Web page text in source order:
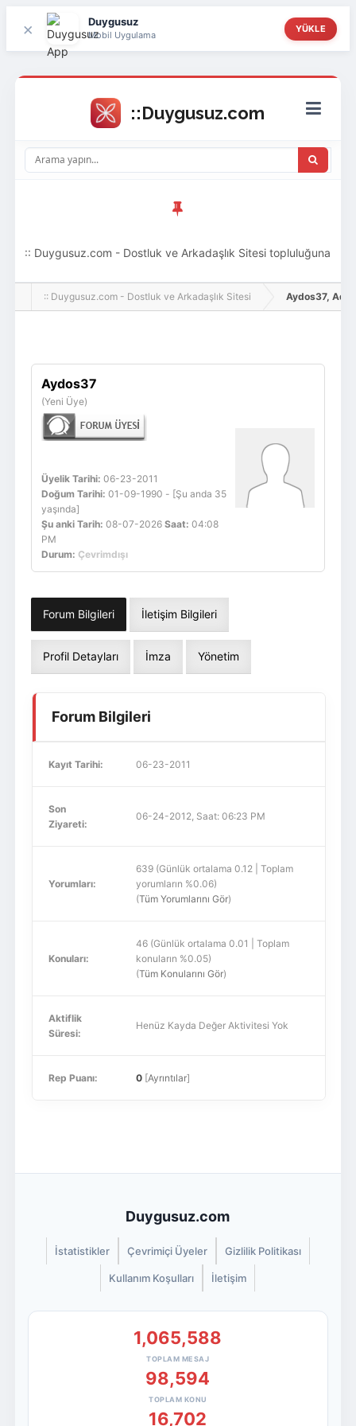
× Duygusuz
Mobil Uygulama
YÜKLE
:: Duygusuz.com - Dostluk ve Arkadaşlık Sitesi topluluğuna
hoş geldin ziyaretçi! Aramıza katılmak istersen kayıt
:: Duygusuz.com - Dostluk ve Arkadaşlık Sitesi Aydos37, Adlı
Aydos37
(Yeni Üye)
Üyelik Tarihi: 06-23-2011
Doğum Tarihi: 01-09-1990 - [Şu anda 35
yaşında]
Şu anki Tarih: 08-07-2026 Saat: 04:08
PM
Durum: Çevrimdışı
Forum Bilgileri İletişim Bilgileri
Profil Detayları İmza Yönetim
Forum Bilgileri
Kayıt Tarihi: 06-23-2011
Son
Ziyareti:
06-24-2012, Saat: 06:23 PM
Yorumları:
639 (Günlük ortalama 0.12 | Toplam
yorumların %0.06)
(Tüm Yorumlarını Gör)
Konuları:
46 (Günlük ortalama 0.01 | Toplam
konuların %0.05)
(Tüm Konularını Gör)
Aktiflik
Süresi:
Henüz Kayda Değer Aktivitesi Yok
Rep Puanı: 0[Ayrıntılar]
Duygusuz.com
İstatistikler Çevrimiçi Üyeler Gizlilik Politikası
Kullanım Koşulları İletişim
1,065,588
TOPLAM MESAJ
98,594
TOPLAM KONU
16,702